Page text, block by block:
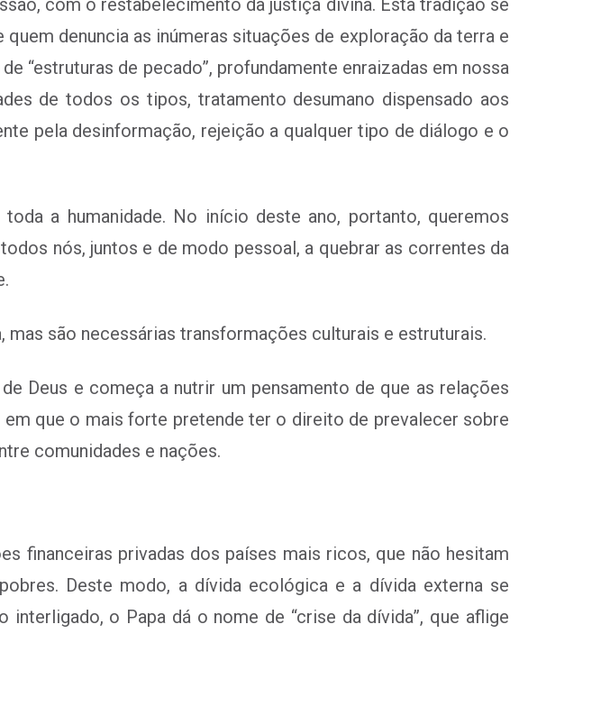
denuncia as inúmeras situações de exploração da terra e
“estruturas de pecado”, profundamente enraizadas em nossa
de todos os tipos, tratamento desumano dispensado aos
pela desinformação, rejeição a qualquer tipo de diálogo e o
a humanidade. No início deste ano, portanto, queremos
nós, juntos e de modo pessoal, a quebrar as correntes da
são necessárias transformações culturais e estruturais.
Deus e começa a nutrir um pensamento de que as relações
que o mais forte pretende ter o direito de prevalecer sobre
comunidades e nações.
financeiras privadas dos países mais ricos, que não hesitam
Deste modo, a dívida ecológica e a dívida externa se
o Papa dá o nome de “crise da dívida”, que aflige